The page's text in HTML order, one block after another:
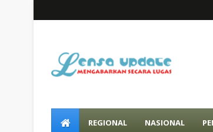
REGIONAL NASIONAL